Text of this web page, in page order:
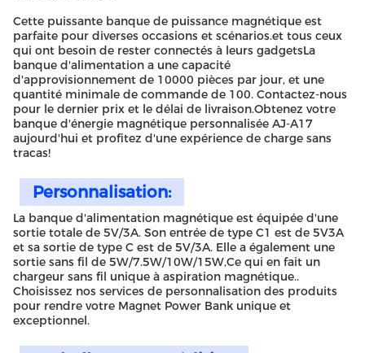
Cette puissante banque de puissance magnétique est
parfaite pour diverses occasions et scénarios.et tous ceux
qui ont besoin de rester connectés à leurs gadgetsLa
banque d'alimentation a une capacité
d'approvisionnement de 10000 pièces par jour, et une
quantité minimale de commande de 100. Contactez-nous
pour le dernier prix et le délai de livraison.Obtenez votre
banque d'énergie magnétique personnalisée AJ-A17
aujourd'hui et profitez d'une expérience de charge sans
tracas!
Personnalisation:
La banque d'alimentation magnétique est équipée d'une
sortie totale de 5V/3A. Son entrée de type C1 est de 5V3A
et sa sortie de type C est de 5V/3A. Elle a également une
sortie sans fil de 5W/7.5W/10W/15W,Ce qui en fait un
chargeur sans fil unique à aspiration magnétique..
Choisissez nos services de personnalisation des produits
pour rendre votre Magnet Power Bank unique et
exceptionnel.